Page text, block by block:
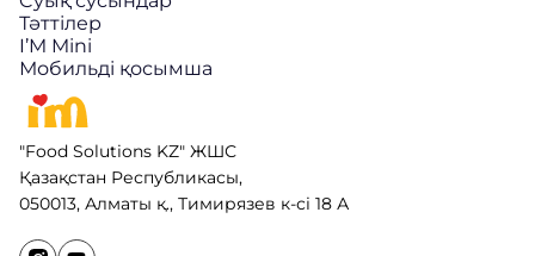
Тәттілер
I’M Mini
Мобильді қосымша
"Food Solutions KZ" ЖШС
Қазақстан Республикасы,
050013, Алматы қ., Тимирязев к-сі 18 А